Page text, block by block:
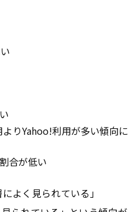
よりYahoo!利用が多い傾向に
合が低い
よく見られている」